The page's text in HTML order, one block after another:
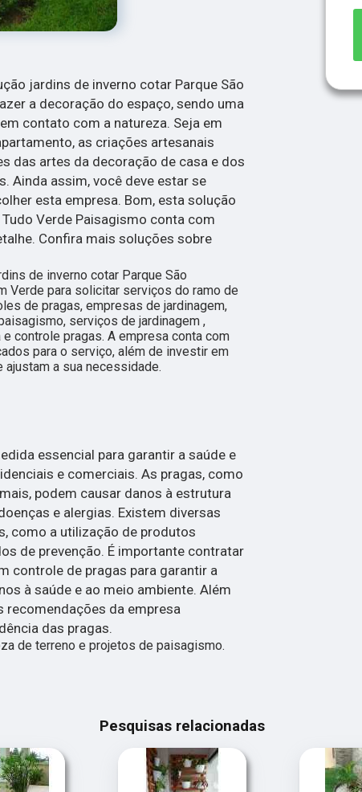
jardins de inverno cotar Parque São
a decoração do espaço, sendo uma
contato com a natureza. Seja em
as criações artesanais
das artes da decoração de casa e dos
Ainda assim, você deve estar se
esta empresa. Bom, esta solução
Verde Paisagismo conta com
Confira mais soluções sobre
de inverno cotar Parque São
Verde para solicitar serviços do ramo de
de pragas, empresas de jardinagem,
serviços de jardinagem ,
controle pragas. A empresa conta com
para o serviço, além de investir em
a sua necessidade.
essencial para garantir a saúde e
e comerciais. As pragas, como
podem causar danos à estrutura
e alergias. Existem diversas
como a utilização de produtos
de prevenção. É importante contratar
controle de pragas para garantir a
à saúde e ao meio ambiente. Além
recomendações da empresa
das pragas.
de terreno e projetos de paisagismo.
Pesquisas relacionadas